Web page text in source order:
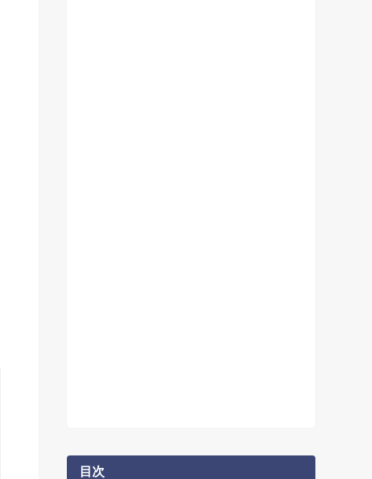
目次